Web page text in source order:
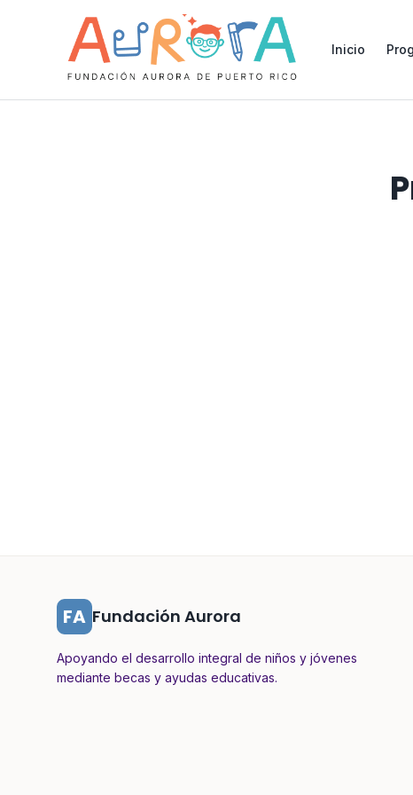
Inicio
FA Fundación Aurora
Apoyando el desarrollo integral de niños y jóvenes
mediante becas y ayudas educativas.